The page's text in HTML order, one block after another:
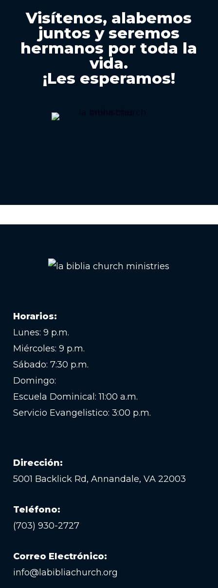
Visítenos, alabemos
juntos y seremos
hermanos por toda la
vida.
¡Les esperamos!
Horarios:
Lunes: 9 p.m.
Miércoles: 9 p.m.
Sábado: 7:30 p.m.
Domingo:
Escuela Dominical: 11:00 a.m.
Servicio Evangelistico: 3:00 p.m.
Dirección:
5001 Backlick Rd, Annandale, VA 22003
Teléfono:
(703) 930-2727
Correo Electrónico:
info@labibliachurch.org